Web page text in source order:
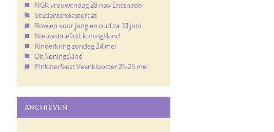
NGK vrouwendag 28 nov Enschede
Studentenpastoraat
Bowlen voor jong en oud za 13 juni
Nieuwsbrief dit koningskind
Kinderkring zondag 24 mei
Dit koningskind
Pinksterfeest Veenklooster 23-25 mei
ARCHIEVEN